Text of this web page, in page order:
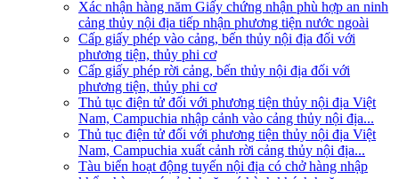
Xác nhận hàng năm Giấy chứng nhận phù hợp an ninh
cảng thủy nội địa tiếp nhận phương tiện nước ngoài
Cấp giấy phép vào cảng, bến thủy nội địa đối với
phương tiện, thủy phi cơ
Cấp giấy phép rời cảng, bến thủy nội địa đối với
phương tiện, thủy phi cơ
Thủ tục điện tử đối với phương tiện thủy nội địa Việt
Nam, Campuchia nhập cảnh vào cảng thủy nội địa...
Thủ tục điện tử đối với phương tiện thủy nội địa Việt
Nam, Campuchia xuất cảnh rời cảng thủy nội địa...
Tàu biển hoạt động tuyến nội địa có chở hàng nhập